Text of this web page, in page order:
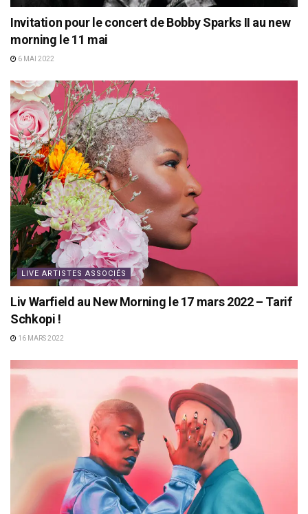
Invitation pour le concert de Bobby Sparks II au new
morning le 11 mai
6 MAI 2022
LIVE ARTISTES ASSOCIÉS
Liv Warfield au New Morning le 17 mars 2022 – Tarif
Schkopi !
16 MARS 2022